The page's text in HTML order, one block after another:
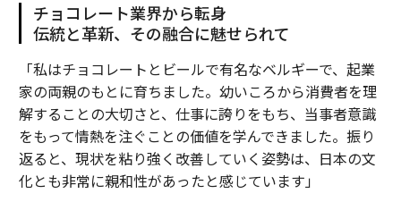
チョコレート業界から転身
伝統と革新、その融合に魅せられて
「私はチョコレートとビールで有名なベルギーで、起業
家の両親のもとに育ちました。幼いころから消費者を理
解することの大切さと、仕事に誇りをもち、当事者意識
をもって情熱を注ぐことの価値を学んできました。振り
返ると、現状を粘り強く改善していく姿勢は、日本の文
化とも非常に親和性があったと感じています」